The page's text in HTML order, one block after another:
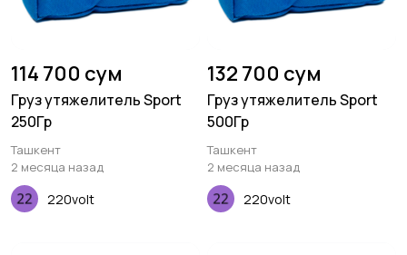
114 700 сум
Груз утяжелитель Sport
250Гр
Ташкент
2 месяца назад
220volt
132 700 сум
Груз утяжелитель Sport
500Гр
Ташкент
2 месяца назад
220volt